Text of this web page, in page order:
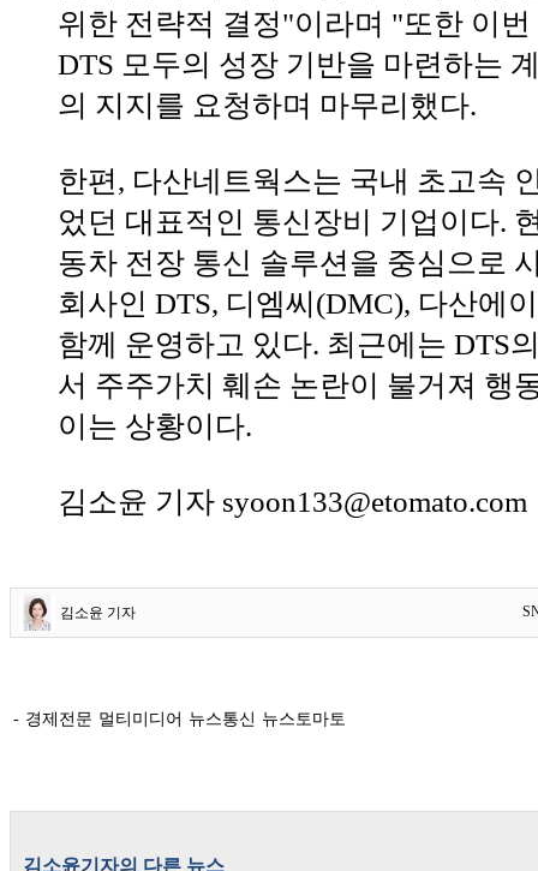
위한 전략적 결정"이라며 "또한 이
DTS 모두의 성장 기반을 마련하는
의 지지를 요청하며 마무리했다.
한편, 다산네트웍스는 국내 초고속
었던 대표적인 통신장비 기업이다.
동차 전장 통신 솔루션을 중심으로
회사인 DTS, 디엠씨(DMC), 다산에
함께 운영하고 있다. 최근에는 DTS
서 주주가치 훼손 논란이 불거져 행
이는 상황이다.
김소윤 기자 syoon133@etomato.com
김소윤 기자
- 경제전문 멀티미디어 뉴스통신 뉴스토마토
김소윤기자의 다른 뉴스